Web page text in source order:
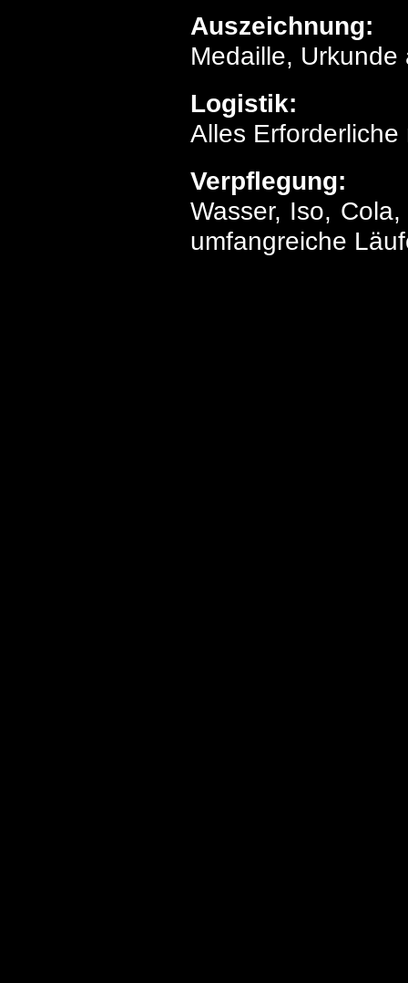
Auszeichnung:
Medaille,
Logistik:
Alles
Verpflegung:
Wasser, Iso,
umfangreiche